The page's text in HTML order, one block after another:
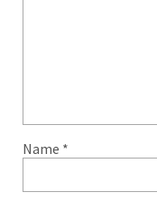
Name *